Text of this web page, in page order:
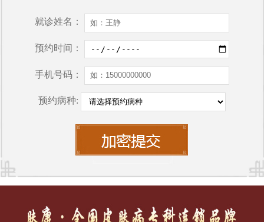
就诊姓名：
预约时间：
手机号码：
预约病种: